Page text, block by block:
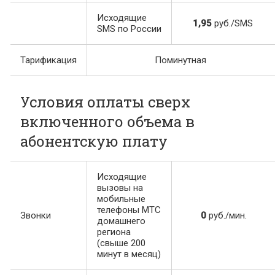
Исходящие
SMS по России
1,95руб./SMS
Тарификация Поминутная
Условия оплаты сверх
включенного объема в
абонентскую плату
Звонки
Исходящие
вызовы на
мобильные
телефоны МТС
домашнего
региона
(свыше 200
минут в месяц)
0 руб./мин.